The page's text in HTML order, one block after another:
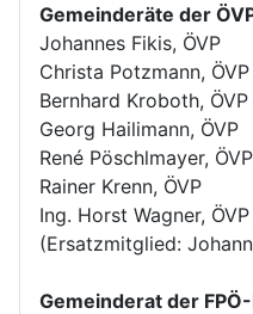
Gemeinderäte der
Johannes Fikis, ÖVP
Christa Potzmann, ÖVP
Bernhard Kroboth, ÖVP
Georg Hailimann, ÖVP
René Pöschlmayer, ÖVP
Rainer Krenn, ÖVP
Ing. Horst Wagner, ÖVP
(Ersatzmitglied:
Gemeinderat der